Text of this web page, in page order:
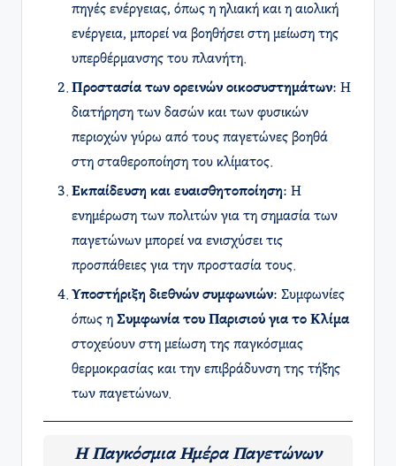
πηγές ενέργειας, όπως η ηλιακή και η αιολική
ενέργεια, μπορεί να βοηθήσει στη μείωση της
υπερθέρμανσης του πλανήτη.
Προστασία των ορεινών οικοσυστημάτων: Η
διατήρηση των δασών και των φυσικών
περιοχών γύρω από τους παγετώνες βοηθά
στη σταθεροποίηση του κλίματος.
Εκπαίδευση και ευαισθητοποίηση: Η
ενημέρωση των πολιτών για τη σημασία των
παγετώνων μπορεί να ενισχύσει τις
προσπάθειες για την προστασία τους.
Υποστήριξη διεθνών συμφωνιών: Συμφωνίες
όπως η Συμφωνία του Παρισιού για το Κλίμα
στοχεύουν στη μείωση της παγκόσμιας
θερμοκρασίας και την επιβράδυνση της τήξης
των παγετώνων.
Η Παγκόσμια Ημέρα Παγετώνων